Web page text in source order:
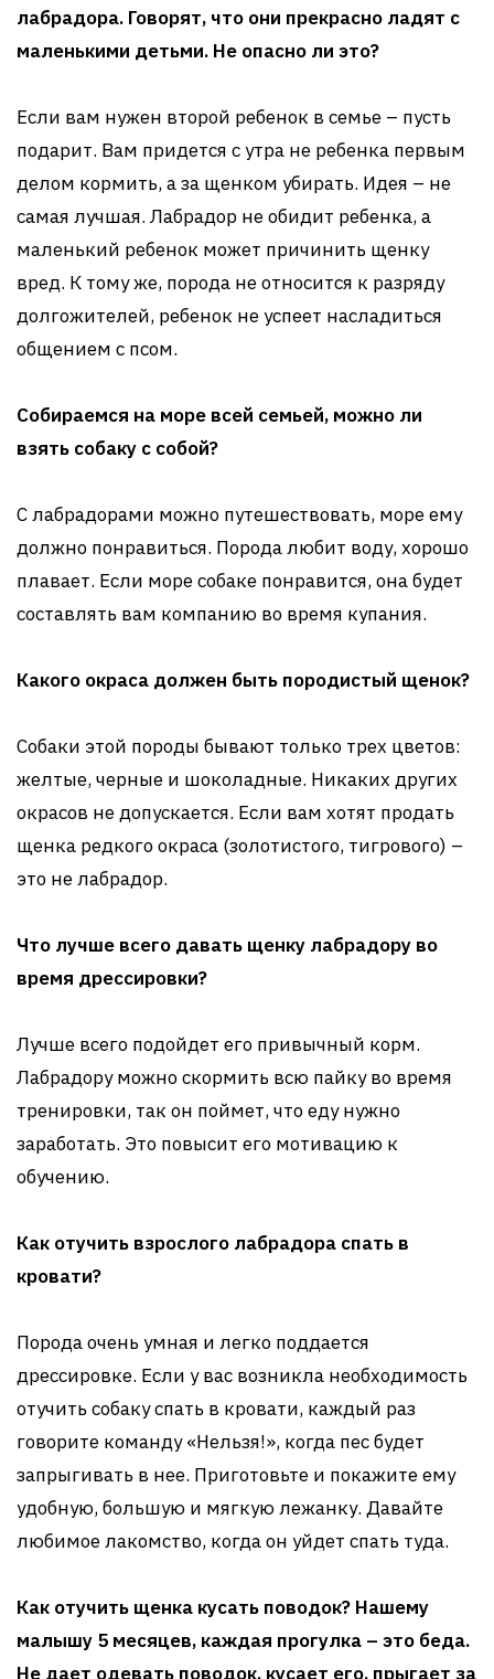
лабрадора. Говорят, что они прекрасно ладят с
маленькими детьми. Не опасно ли это?
Если вам нужен второй ребенок в семье – пусть
подарит. Вам придется с утра не ребенка первым
делом кормить, а за щенком убирать. Идея – не
самая лучшая. Лабрадор не обидит ребенка, а
маленький ребенок может причинить щенку
вред. К тому же, порода не относится к разряду
долгожителей, ребенок не успеет насладиться
общением с псом.
Собираемся на море всей семьей, можно ли
взять собаку с собой?
С лабрадорами можно путешествовать, море ему
должно понравиться. Порода любит воду, хорошо
плавает. Если море собаке понравится, она будет
составлять вам компанию во время купания.
Какого окраса должен быть породистый щенок?
Собаки этой породы бывают только трех цветов:
желтые, черные и шоколадные. Никаких других
окрасов не допускается. Если вам хотят продать
щенка редкого окраса (золотистого, тигрового) –
это не лабрадор.
Что лучше всего давать щенку лабрадору во
время дрессировки?
Лучше всего подойдет его привычный корм.
Лабрадору можно скормить всю пайку во время
тренировки, так он поймет, что еду нужно
заработать. Это повысит его мотивацию к
обучению.
Как отучить взрослого лабрадора спать в
кровати?
Порода очень умная и легко поддается
дрессировке. Если у вас возникла необходимость
отучить собаку спать в кровати, каждый раз
говорите команду «Нельзя!», когда пес будет
запрыгивать в нее. Приготовьте и покажите ему
удобную, большую и мягкую лежанку. Давайте
любимое лакомство, когда он уйдет спать туда.
Как отучить щенка кусать поводок? Нашему
малышу 5 месяцев, каждая прогулка – это беда.
Не дает одевать поводок, кусает его, прыгает за